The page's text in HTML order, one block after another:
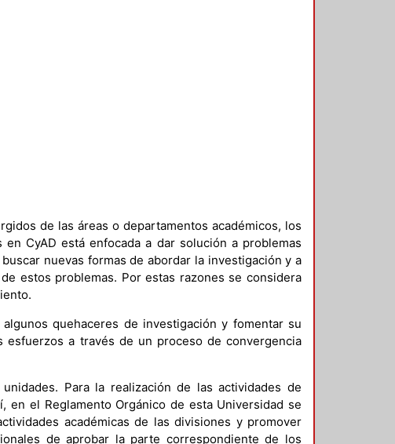
de las áreas o departamentos académicos, los
CyAD está enfocada a dar solución a problemas
nuevas formas de abordar la investigación y a
estos problemas. Por estas razones se considera
quehaceres de investigación y fomentar su
a través de un proceso de convergencia
Para la realización de las actividades de
en el Reglamento Orgánico de esta Universidad se
académicas de las divisiones y promover
de aprobar la parte correspondiente de los